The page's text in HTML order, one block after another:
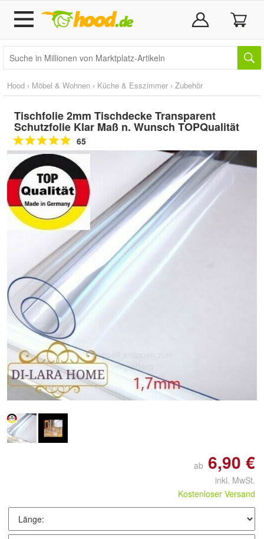
Hood › Möbel & Wohnen › Küche & Esszimmer › Zubehör
Tischfolie 2mm Tischdecke Transparent
Schutzfolie Klar Maß n. Wunsch TOPQualität
65
Doppelt antippen zum
vergrößern
ab 6,90 €
inkl. MwSt.
Kostenloser Versand